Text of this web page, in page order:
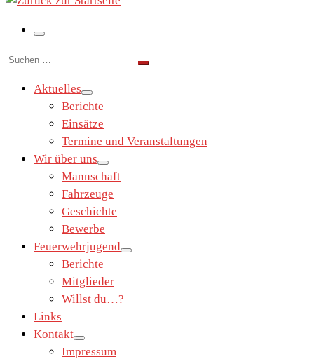
Menü
Suche
Suchen …
Aktuelles
Berichte
Einsätze
Termine und Veranstaltungen
Wir über uns
Mannschaft
Fahrzeuge
Geschichte
Bewerbe
Feuerwehrjugend
Berichte
Mitglieder
Willst du…?
Links
Kontakt
Impressum